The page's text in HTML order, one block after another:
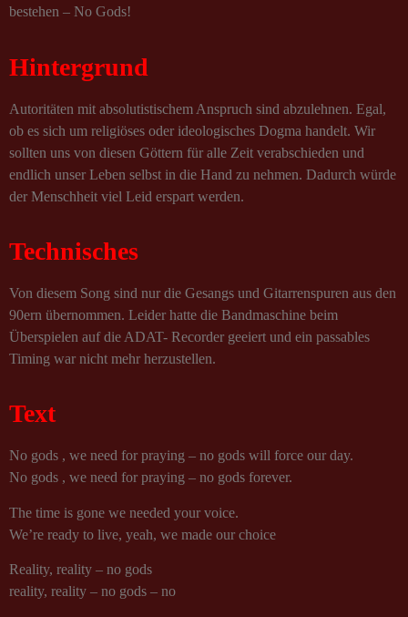
bestehen – No Gods!
Hintergrund
Autoritäten mit absolutistischem Anspruch sind abzulehnen. Egal,
ob es sich um religiöses oder ideologisches Dogma handelt. Wir
sollten uns von diesen Göttern für alle Zeit verabschieden und
endlich unser Leben selbst in die Hand zu nehmen. Dadurch würde
der Menschheit viel Leid erspart werden.
Technisches
Von diesem Song sind nur die Gesangs und Gitarrenspuren aus den
90ern übernommen. Leider hatte die Bandmaschine beim
Überspielen auf die ADAT- Recorder geeiert und ein passables
Timing war nicht mehr herzustellen.
Text
No gods , we need for praying – no gods will force our day.
No gods , we need for praying – no gods forever.
The time is gone we needed your voice.
We’re ready to live, yeah, we made our choice
Reality, reality – no gods
reality, reality – no gods – no